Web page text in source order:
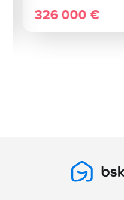
326 000 €